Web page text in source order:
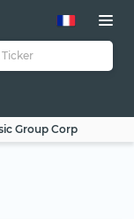
Group Corp